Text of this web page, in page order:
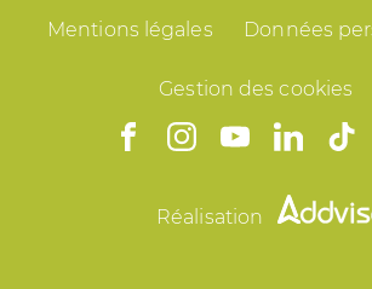
Mentions légales Données
Gestion des cookies
Réalisation